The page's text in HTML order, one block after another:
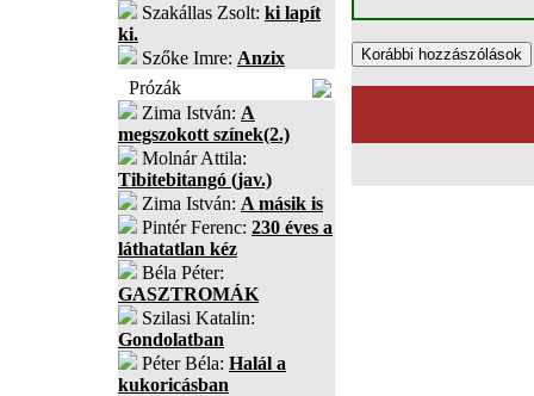
Szakállas Zsolt: ki lapít
ki.
Szőke Imre: Anzix
Prózák
Zima István: A
megszokott színek(2.)
Molnár Attila:
Tibitebitangó (jav.)
Zima István: A másik is
Pintér Ferenc: 230 éves a
láthatatlan kéz
Béla Péter:
GASZTROMÁK
Szilasi Katalin:
Gondolatban
Péter Béla: Halál a
kukoricásban